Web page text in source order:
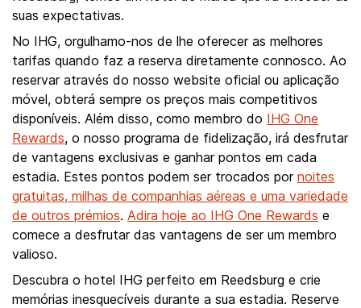
suas expectativas.
No IHG, orgulhamo-nos de lhe oferecer as melhores
tarifas quando faz a reserva diretamente connosco. Ao
reservar através do nosso website oficial ou aplicação
móvel, obterá sempre os preços mais competitivos
disponíveis. Além disso, como membro do IHG One
Rewards, o nosso programa de fidelização, irá desfrutar
de vantagens exclusivas e ganhar pontos em cada
estadia. Estes pontos podem ser trocados por noites
gratuitas, milhas de companhias aéreas e uma variedade
de outros prémios. Adira hoje ao IHG One Rewards e
comece a desfrutar das vantagens de ser um membro
valioso.
Descubra o hotel IHG perfeito em Reedsburg e crie
memórias inesquecíveis durante a sua estadia. Reserve